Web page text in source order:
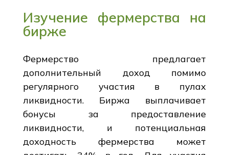
Изучение фермерства на
бирже
Фермерство предлагает
дополнительный доход помимо
регулярного участия в пулах
ликвидности. Биржа выплачивает
бонусы за предоставление
ликвидности, и потенциальная
доходность фермерства может